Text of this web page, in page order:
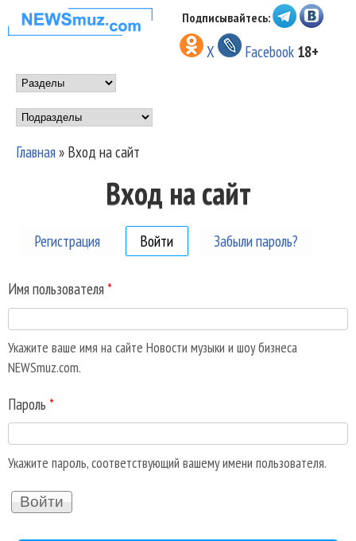
Перейти к основному
содержанию
НОВОСТИ
МУЗЫКИ И
ШОУ БИЗНЕСА
NEWSMUZ.COM
Подписывайтесь:
X Facebook 18+
Main menu
Подразделы
Вы здесь
Главная» Вход на сайт
Вход на сайт
Регистрация Войти (активная вкладка)
Забыли пароль?
Имя пользователя *
Укажите ваше имя на сайте Новости музыки и шоу бизнеса
NEWSmuz.com.
Пароль *
Укажите пароль, соответствующий вашему имени пользователя.